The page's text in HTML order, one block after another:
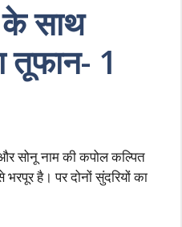
साथ
तूफान- 1
सोनू नाम की कपोल कल्पित
है। पर दोनों सुंदरियों का